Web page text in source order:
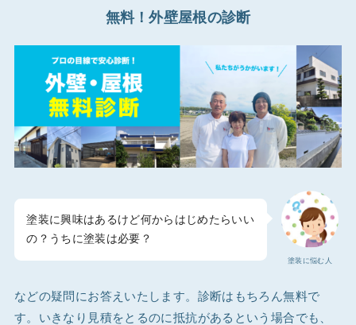
無料！外壁屋根の診断
塗装に悩む人
塗装に興味はあるけど何からはじめたらいい
の？うちに塗装は必要？
などの疑問にお答えいたします。診断はもちろん無料で
す。いきなり見積をとるのに抵抗があるという場合でも、